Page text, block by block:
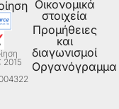
2015
Οικονομικά
στοιχεία
Προμήθειες
και
διαγωνισμοί
Οργανόγραμμα